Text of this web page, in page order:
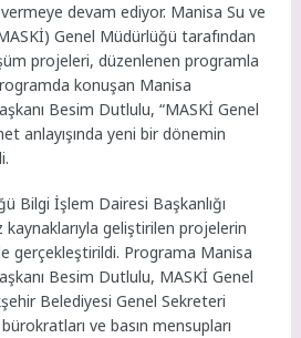
devam ediyor. Manisa Su ve
Genel Müdürlüğü tarafından
projeleri, düzenlenen programla
konuşan Manisa
Besim Dutlulu, “MASKİ Genel
anlayışında yeni bir dönemin
Bilgi İşlem Dairesi Başkanlığı
geliştirilen projelerin
gerçekleştirildi. Programa Manisa
Besim Dutlulu, MASKİ Genel
Belediyesi Genel Sekreteri
ve basın mensupları